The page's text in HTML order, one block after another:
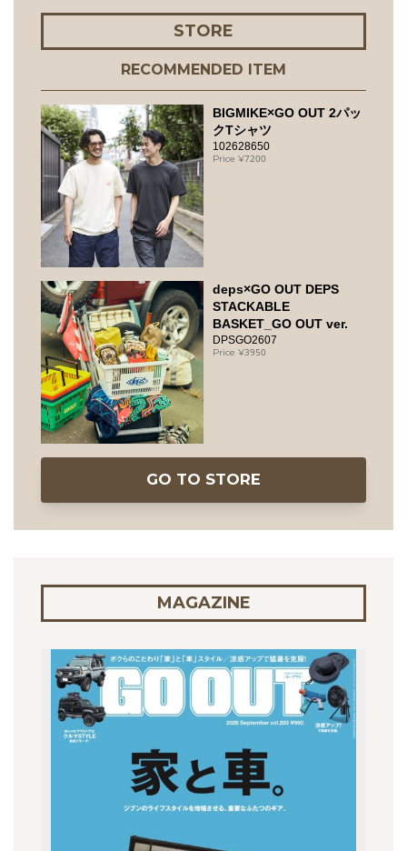
STORE
RECOMMENDED ITEM
BIGMIKE×GO OUT 2パッ
クTシャツ
102628650
7200
deps×GO OUT DEPS
STACKABLE
BASKET_GO OUT ver.
DPSGO2607
3950
GO TO STORE
MAGAZINE